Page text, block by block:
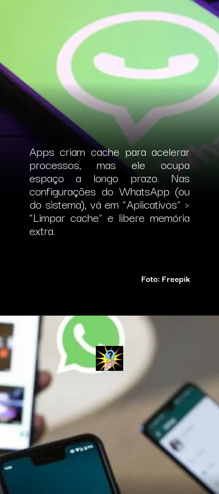
Apps criam cache para acelerar
processos, mas ele ocupa
espaço a longo prazo. Nas
configurações do WhatsApp (ou
do sistema), vá em “Aplicativos” >
“Limpar cache” e libere memória
extra.
Foto: Freepik